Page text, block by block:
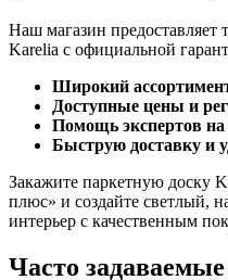
Наш магазин
Karelia с официальной
Широкий
Доступные цены и
Помощь экспертов на
Быструю доставку и
Закажите паркетную доску
плюс» и создайте светлый,
интерьер с качественным
Часто